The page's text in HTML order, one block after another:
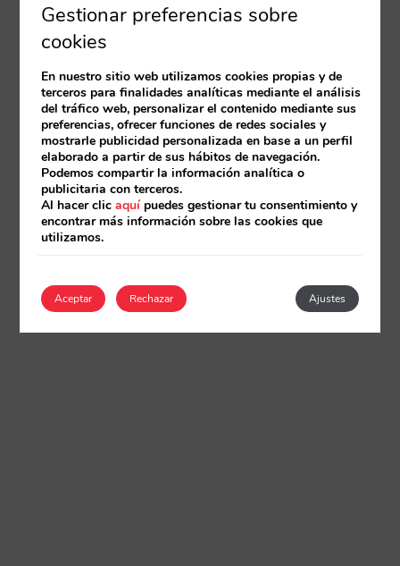
Gestionar preferencias sobre
cookies
En nuestro sitio web utilizamos cookies propias y de
terceros para finalidades analíticas mediante el análisis
del tráfico web, personalizar el contenido mediante sus
preferencias, ofrecer funciones de redes sociales y
mostrarle publicidad personalizada en base a un perfil
elaborado a partir de sus hábitos de navegación.
Podemos compartir la información analítica o
publicitaria con terceros.
Al hacer clicaquípuedes gestionar tu consentimiento y
encontrar más información sobre las cookies que
utilizamos.
Aceptar Ajustes
Rechazar